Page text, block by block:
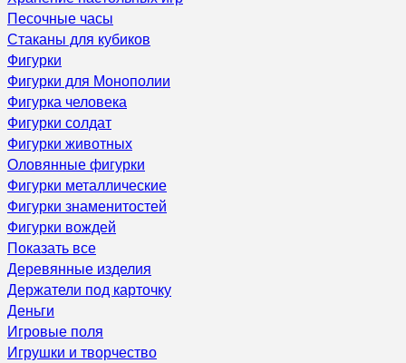
Песочные часы
Стаканы для кубиков
Фигурки
Фигурки для Монополии
Фигурка человека
Фигурки солдат
Фигурки животных
Оловянные фигурки
Фигурки металлические
Фигурки знаменитостей
Фигурки вождей
Показать все
Деревянные изделия
Держатели под карточку
Деньги
Игровые поля
Игрушки и творчество